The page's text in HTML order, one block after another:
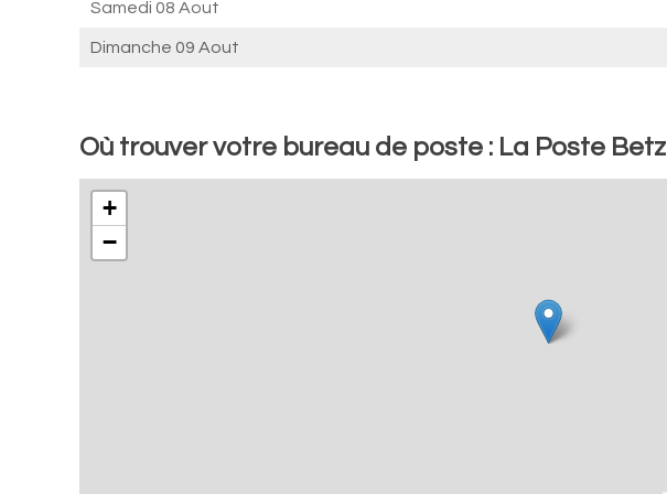
Samedi 08 Aout
Dimanche 09 Aout
Où trouver votre bureau de poste : La Poste Betz
+
−